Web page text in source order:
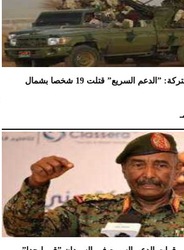
السودان .. القوة المشتركة: ”الدعم السريع” قتلت 19 شخصا بشمال